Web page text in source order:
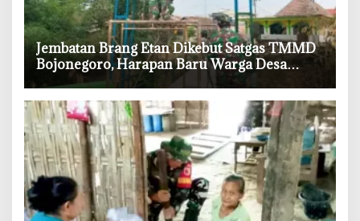
‎Jembatan Brang Etan Dikebut Satgas TMMD
Bojonegoro, Harapan Baru Warga Desa
Kesongo